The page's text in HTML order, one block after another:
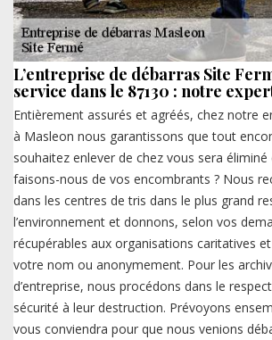
L’entreprise de débarras Site
service dans le 87130 : notre
Entièrement assurés et agréés, chez notre
à Masleon nous garantissons que tout
souhaitez enlever de chez vous sera
faisons-nous de vos encombrants ? Nous
dans les centres de tris dans le plus grand
l’environnement et donnons, selon vos
récupérables aux organisations caritatives
votre nom ou anonymement. Pour les
d’entreprise, nous procédons dans le
sécurité à leur destruction. Prévoyons
vous conviendra pour que nous venions